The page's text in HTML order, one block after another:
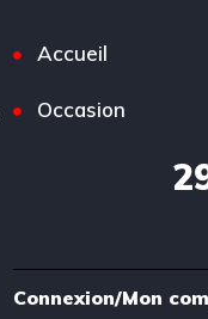
Accueil
Occasion
Connexion/Mon